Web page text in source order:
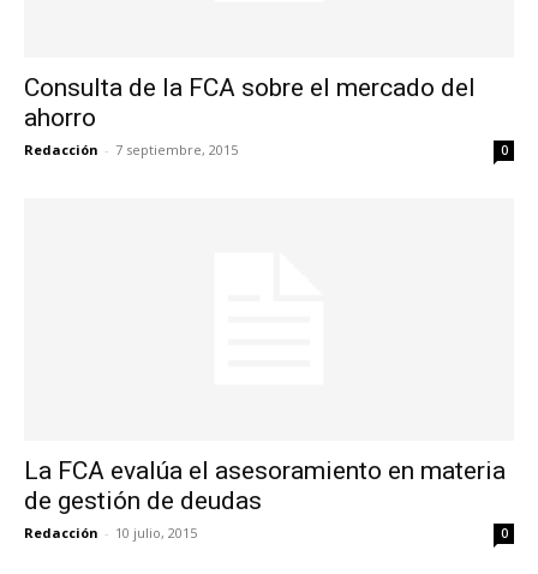
Consulta de la FCA sobre el mercado del
ahorro
Redacción - 7 septiembre, 2015 0
La FCA evalúa el asesoramiento en materia
de gestión de deudas
Redacción - 10 julio, 2015 0